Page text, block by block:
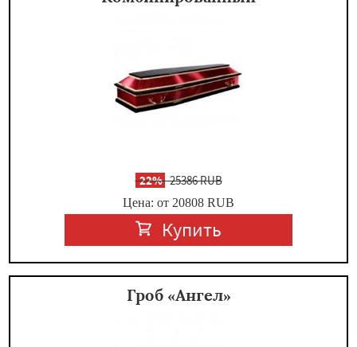
-22%25386 RUB
Цена: от 20808 RUB
Купить
Гроб «Ангел»